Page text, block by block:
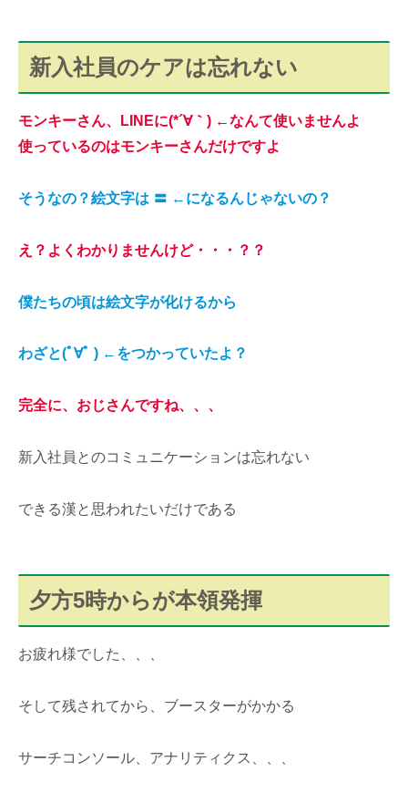
新入社員のケアは忘れない
モンキーさん、LINEに(*´∀｀) ←なんて使いませんよ
使っているのはモンキーさんだけですよ
そうなの？絵文字は 〓 ←になるんじゃないの？
え？よくわかりませんけど・・・？？
僕たちの頃は絵文字が化けるから
わざと(ﾟ∀ﾟ ) ←をつかっていたよ？
完全に、 おじさんですね、、、
新入社員とのコミュニケーションは忘れない
できる漢と思われたいだけである
夕方5時からが本領発揮
お疲れ様でした、、、
そして残されてから、ブースターがかかる
サーチコンソール、アナリティクス、、、